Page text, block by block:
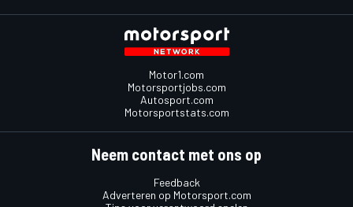
Motor1.com
Motorsportjobs.com
Autosport.com
Motorsportstats.com
Neem contact met ons op
Feedback
Adverteren op Motorsport.com